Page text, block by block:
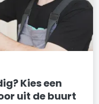
Kies een
uit de buurt